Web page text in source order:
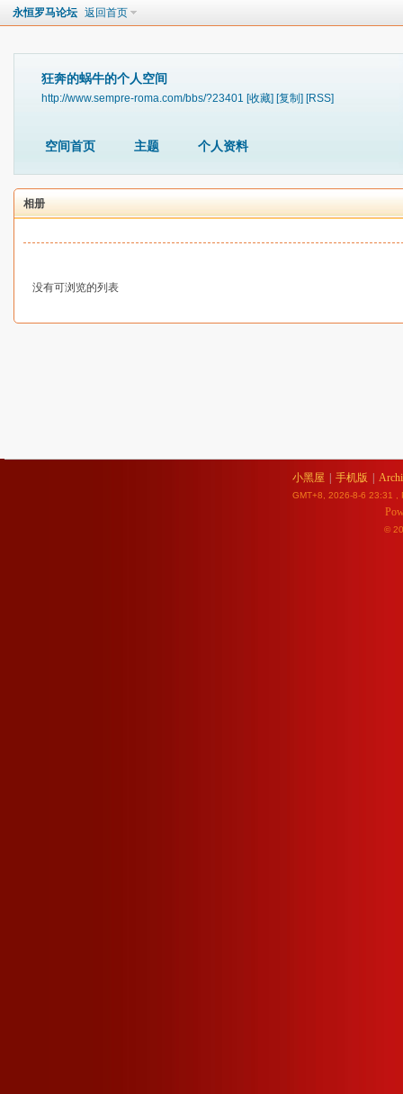
永恒罗马论坛 返回首页
狂奔的蜗牛的个人空间
http://www.sempre-roma.com/bbs/?23401 [收藏] [复制] [RSS]
空间首页 主题 个人资料
相册
没有可浏览的列表
小黑屋 手机版
GMT+8, 2026-8-6 23:31 ,
©